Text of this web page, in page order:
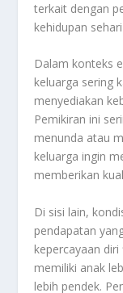
terkait dengan
kehidupan
Dalam konteks
keluarga sering
menyediakan
Pemikiran ini
menunda atau
keluarga ingin
memberikan
Di sisi lain,
pendapatan
kepercayaan
memiliki anak
lebih pendek.